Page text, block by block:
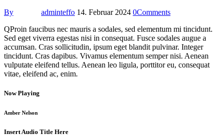
By adminteffo 14. Februar 2024 0Comments
QProin faucibus nec mauris a sodales, sed elementum mi tincidunt.
Sed eget viverra egestas nisi in consequat. Fusce sodales augue a
accumsan. Cras sollicitudin, ipsum eget blandit pulvinar. Integer
tincidunt. Cras dapibus. Vivamus elementum semper nisi. Aenean
vulputate eleifend tellus. Aenean leo ligula, porttitor eu, consequat
vitae, eleifend ac, enim.
Now Playing
Amber Nelson
Insert Audio Title Here